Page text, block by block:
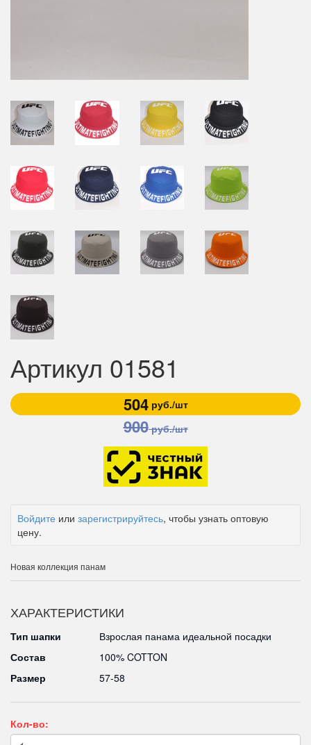
Артикул 01581
504руб./шт
900руб./шт
Войдите или зарегистрируйтесь, чтобы узнать оптовую
цену.
Новая коллекция панам
ХАРАКТЕРИСТИКИ
Тип шапки
Взрослая панама идеальной посадки
Состав
100% COTTON
Размер
57-58
Кол-во: